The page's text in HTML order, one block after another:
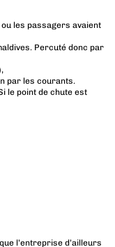
les passagers avaient
Percuté donc par
par les courants.
le point de chute est
l’entreprise d’ailleurs